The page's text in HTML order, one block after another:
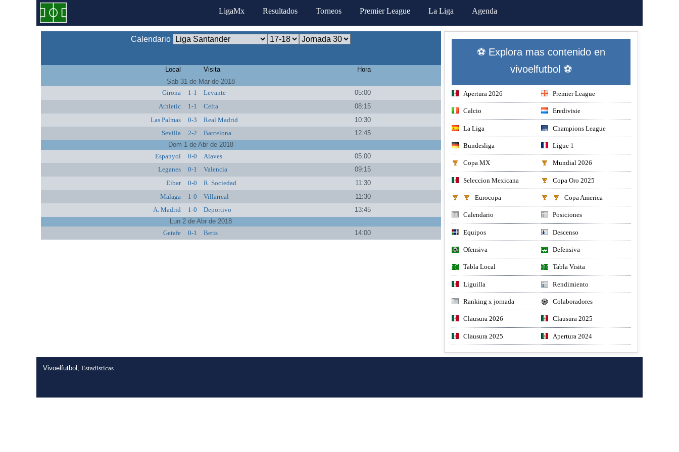
LigaMx Resultados Torneos Premier League La Liga Agenda
Calendario
Local Visita
Hora
Sab 31 de Mar de 2018
Girona
1-1 Levante
05:00
Athletic
1-1 Celta
08:15
Las Palmas
0-3 Real Madrid
10:30
Sevilla
2-2 Barcelona
12:45
Dom 1 de Abr de 2018
Espanyol
0-0 Alaves
05:00
Leganes
0-1 Valencia
09:15
Eibar
0-0 R. Sociedad
11:30
Malaga
1-0 Villarreal
11:30
A. Madrid
1-0 Deportivo
13:45
Lun 2 de Abr de 2018
Getafe
0-1 Betis 14:00
⚽ Explora mas contenido en
vivoelfutbol ⚽
Apertura 2026 Premier League
Calcio Eredivisie
La Liga Champions League
Bundesliga Ligue 1
Copa MX Mundial 2026
Seleccion Mexicana Copa Oro 2025
Eurocopa Copa America
Calendario Posiciones
Equipos Descenso
Ofensiva Defensiva
Tabla Local Tabla Visita
Liguilla Rendimiento
Ranking x jornada Colaboradores
Clausura 2026 Clausura 2025
Clausura 2025 Apertura 2024
Vivoelfutbol,Estadisticas